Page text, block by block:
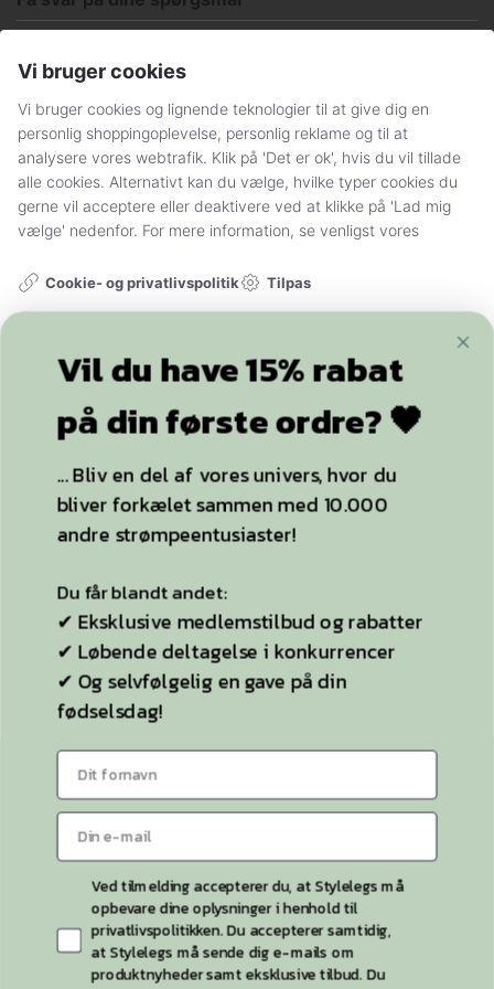
Sådan handler du hos Stylelegs.dk
FØLG OS
YDERLIGERE INFO
Strømpebukser
Plussize
Selvsiddende strømper
Ideen til StyleLegs
Bag Stylelegs
Sitemap
KONTAKT OS
Kontaktside
26 55 26 49
Vi bruger cookies
Vi bruger cookies og lignende teknologier til at give dig en
personlig shoppingoplevelse, personlig reklame og til at
analysere vores webtrafik. Klik på 'Det er ok', hvis du vil tillade
alle cookies. Alternativt kan du vælge, hvilke typer cookies du
gerne vil acceptere eller deaktivere ved at klikke på 'Lad mig
vælge' nedenfor. For mere information, se venligst vores
Cookie- og privatlivspolitik Tilpas
Statistik
Marketing
KUN NØDVENDIGE
ACCEPTER ALLE OG LUK
Vil du have 15% rabat
på din første ordre? 🖤
... Bliv en del af vores univers, hvor du
bliver forkælet sammen med 10.000
andre strømpeentusiaster!
Du får blandt andet:
✔ Eksklusive medlemstilbud og rabatter
✔ Løbende deltagelse i konkurrencer
✔ Og selvfølgelig en gave på din
fødselsdag!
Ved tilmelding accepterer du, at Stylelegs må
opbevare dine oplysninger i henhold til
privatlivspolitikken. Du accepterer samtidig,
at Stylelegs må sende dig e-mails om
produktnyheder samt eksklusive tilbud. Du